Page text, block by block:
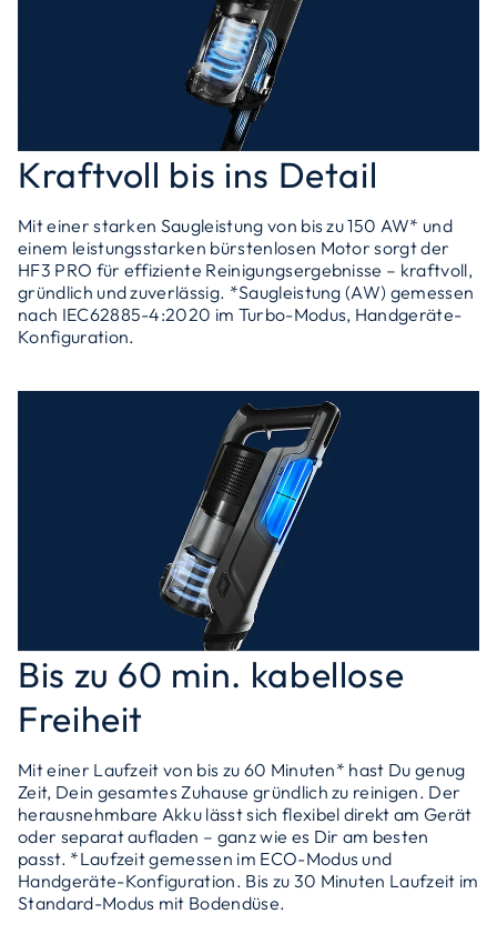
Kraftvoll bis ins Detail
Mit einer starken Saugleistung von bis zu 150 AW* und
einem leistungsstarken bürstenlosen Motor sorgt der
HF3 PRO für effiziente Reinigungsergebnisse – kraftvoll,
gründlich und zuverlässig. *Saugleistung (AW) gemessen
nach IEC62885-4:2020 im Turbo-Modus, Handgeräte-
Konfiguration.
Bis zu 60 min. kabellose
Freiheit
Mit einer Laufzeit von bis zu 60 Minuten* hast Du genug
Zeit, Dein gesamtes Zuhause gründlich zu reinigen. Der
herausnehmbare Akku lässt sich flexibel direkt am Gerät
oder separat aufladen – ganz wie es Dir am besten
passt. *Laufzeit gemessen im ECO-Modus und
Handgeräte-Konfiguration. Bis zu 30 Minuten Laufzeit im
Standard-Modus mit Bodendüse.